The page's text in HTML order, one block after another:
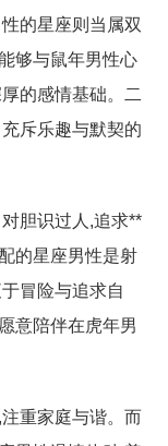
的星座则当属双
够与鼠年男性心
的感情基础。二
斥乐趣与默契的
胆识过人,追求**
的星座男性是射
冒险与追求自
意陪伴在虎年男
重家庭与谐。而